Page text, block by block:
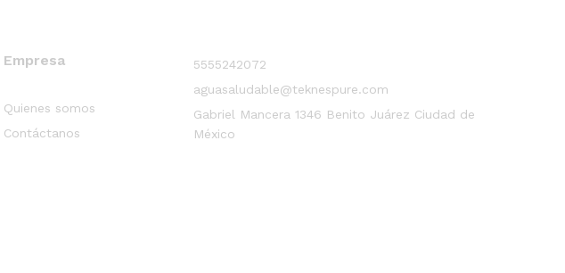
Empresa
Quienes somos
Contáctanos
5555242072
aguasaludable@teknespure.com
Gabriel Mancera 1346 Benito Juárez Ciudad de
México